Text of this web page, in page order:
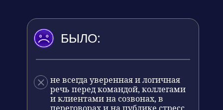
не всегда уверенная и логичная
речь перед командой, коллегами
и клиентами на созвонах, в
БЫЛО: